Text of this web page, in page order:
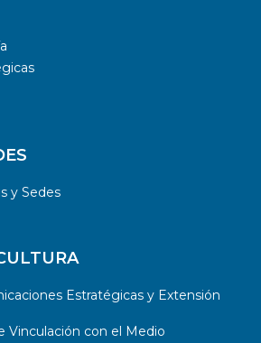
y Sedes
Estratégicas y Extensión
Vinculación con el Medio